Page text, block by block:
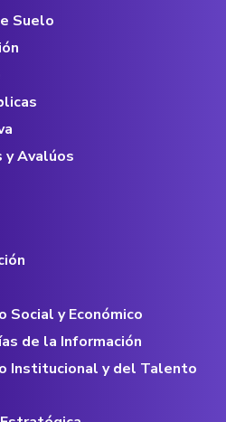
Suelo
y Avalúos
Social y Económico
de la Información
Institucional y del Talento